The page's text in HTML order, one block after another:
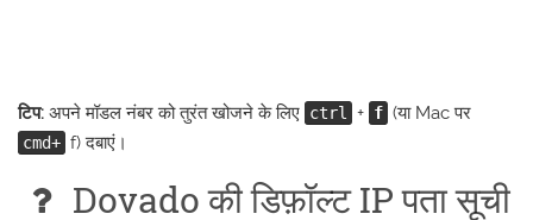
टिप: अपने मॉडल नंबर को तुरंत खोजने के लिए ctrl + f (या Mac पर
cmd+ f) दबाएं।
Dovado की डिफ़ॉल्ट IP पता सूची